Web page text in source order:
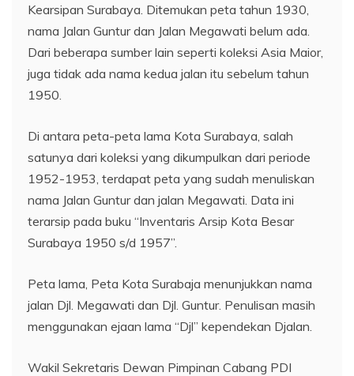
Kearsipan Surabaya. Ditemukan peta tahun 1930,
nama Jalan Guntur dan Jalan Megawati belum ada.
Dari beberapa sumber lain seperti koleksi Asia Maior,
juga tidak ada nama kedua jalan itu sebelum tahun
1950.
Di antara peta-peta lama Kota Surabaya, salah
satunya dari koleksi yang dikumpulkan dari periode
1952-1953, terdapat peta yang sudah menuliskan
nama Jalan Guntur dan jalan Megawati. Data ini
terarsip pada buku “Inventaris Arsip Kota Besar
Surabaya 1950 s/d 1957”.
Peta lama, Peta Kota Surabaja menunjukkan nama
jalan Djl. Megawati dan Djl. Guntur. Penulisan masih
menggunakan ejaan lama “Djl” kependekan Djalan.
Wakil Sekretaris Dewan Pimpinan Cabang PDI